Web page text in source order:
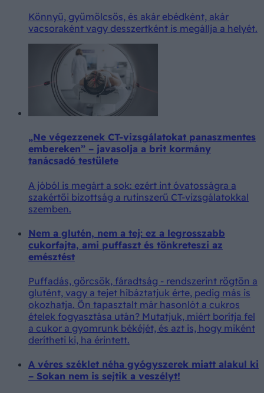
Könnyű, gyümölcsös, és akár ebédként, akár
vacsoraként vagy desszertként is megállja a helyét.
„Ne végezzenek CT-vizsgálatokat panaszmentes
embereken” – javasolja a brit kormány
tanácsadó testülete
A jóból is megárt a sok: ezért int óvatosságra a
szakértői bizottság a rutinszerű CT-vizsgálatokkal
szemben.
Nem a glutén, nem a tej: ez a legrosszabb
cukorfajta, ami puffaszt és tönkreteszi az
emésztést
Puffadás, görcsök, fáradtság - rendszerint rögtön a
glutént, vagy a tejet hibáztatjuk érte, pedig más is
okozhatja. Ön tapasztalt már hasonlót a cukros
ételek fogyasztása után? Mutatjuk, miért borítja fel
a cukor a gyomrunk békéjét, és azt is, hogy miként
derítheti ki, ha érintett.
A véres széklet néha gyógyszerek miatt alakul ki
– Sokan nem is sejtik a veszélyt!